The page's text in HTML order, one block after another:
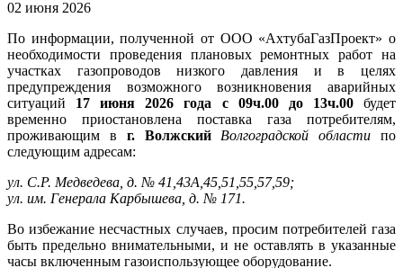
02 июня 2026
По информации, полученной от ООО «АхтубаГазПроект» о
необходимости проведения плановых ремонтных работ на
участках газопроводов низкого давления и в целях
предупреждения возможного возникновения аварийных
ситуаций 17 июня 2026 года с 09ч.00 до 13ч.00будет
временно приостановлена поставка газа потребителям,
проживающим в г. Волжский Волгоградской области по
следующим адресам:
ул. С.Р. Медведева, д. № 41,43А,45,51,55,57,59;
ул. им. Генерала Карбышева, д. № 171.
Во избежание несчастных случаев, просим потребителей газа
быть предельно внимательными, и не оставлять в указанные
часы включенным газоиспользующее оборудование.